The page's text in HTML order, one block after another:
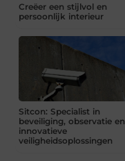
Creëer een stijlvol en
persoonlijk interieur
Sitcon: Specialist in
beveiliging, observatie en
innovatieve
veiligheidsoplossingen